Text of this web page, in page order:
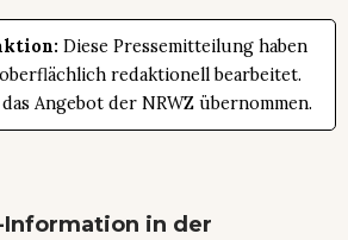
Diese Pressemitteilung haben
redaktionell bearbeitet.
Angebot der NRWZ übernommen.
in der